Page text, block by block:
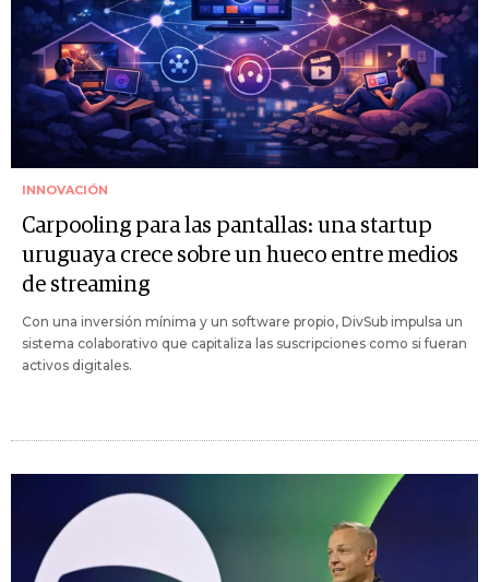
INNOVACIÓN
Carpooling para las pantallas: una startup
uruguaya crece sobre un hueco entre medios
de streaming
Con una inversión mínima y un software propio, DivSub impulsa un
sistema colaborativo que capitaliza las suscripciones como si fueran
activos digitales.